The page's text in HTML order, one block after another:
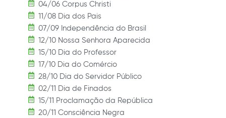
04/06 Corpus Christi
11/08 Dia dos Pais
07/09 Independência do Brasil
12/10 Nossa Senhora Aparecida
15/10 Dia do Professor
17/10 Dia do Comércio
28/10 Dia do Servidor Público
02/11 Dia de Finados
15/11 Proclamação da República
20/11 Consciência Negra